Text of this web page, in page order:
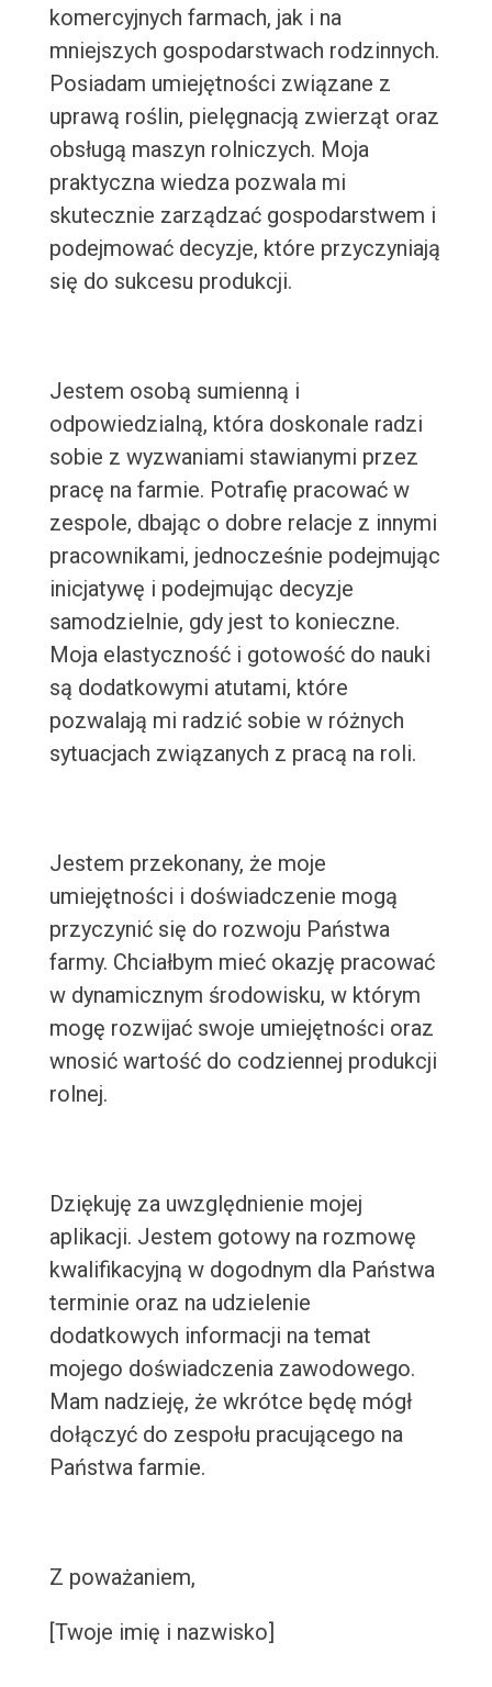
komercyjnych farmach, jak i na
mniejszych gospodarstwach rodzinnych.
Posiadam umiejętności związane z
uprawą roślin, pielęgnacją zwierząt oraz
obsługą maszyn rolniczych. Moja
praktyczna wiedza pozwala mi
skutecznie zarządzać gospodarstwem i
podejmować decyzje, które przyczyniają
się do sukcesu produkcji.
Jestem osobą sumienną i
odpowiedzialną, która doskonale radzi
sobie z wyzwaniami stawianymi przez
pracę na farmie. Potrafię pracować w
zespole, dbając o dobre relacje z innymi
pracownikami, jednocześnie podejmując
inicjatywę i podejmując decyzje
samodzielnie, gdy jest to konieczne.
Moja elastyczność i gotowość do nauki
są dodatkowymi atutami, które
pozwalają mi radzić sobie w różnych
sytuacjach związanych z pracą na roli.
Jestem przekonany, że moje
umiejętności i doświadczenie mogą
przyczynić się do rozwoju Państwa
farmy. Chciałbym mieć okazję pracować
w dynamicznym środowisku, w którym
mogę rozwijać swoje umiejętności oraz
wnosić wartość do codziennej produkcji
rolnej.
Dziękuję za uwzględnienie mojej
aplikacji. Jestem gotowy na rozmowę
kwalifikacyjną w dogodnym dla Państwa
terminie oraz na udzielenie
dodatkowych informacji na temat
mojego doświadczenia zawodowego.
Mam nadzieję, że wkrótce będę mógł
dołączyć do zespołu pracującego na
Państwa farmie.
Z poważaniem,
[Twoje imię i nazwisko]